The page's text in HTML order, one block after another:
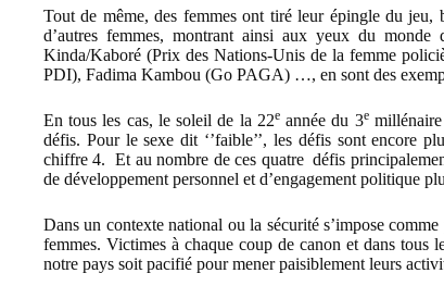
Tout de même, des femmes ont tiré leur épingle du
d’autres femmes, montrant ainsi aux yeux du
Kinda/Kaboré (Prix des Nations-Unis de la femme
PDI), Fadima Kambou (Go PAGA) …, en sont des
En tous les cas, le soleil de la 22eannée du 3emillénaire
défis. Pour le sexe dit ‘’faible’’, les défis sont encore
chiffre 4. Et au nombre de ces quatre défis
de développement personnel et d’engagement politique
Dans un contexte national ou la sécurité s’impose
femmes. Victimes à chaque coup de canon et dans tous
notre pays soit pacifié pour mener paisiblement leurs